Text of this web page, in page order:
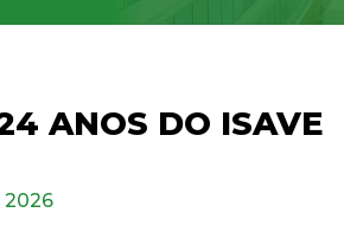
ANOS DO ISAVE
2026